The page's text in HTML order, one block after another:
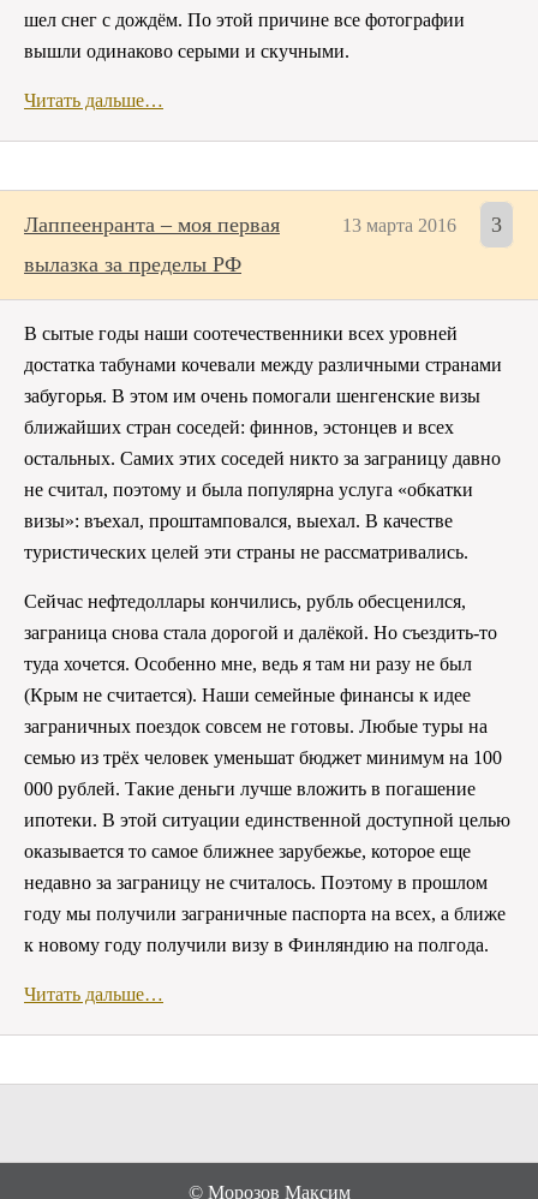
шел снег с дождём. По этой причине все фотографии
вышли одинаково серыми и скучными.
Читать дальше…
13 марта 2016 3
Лаппеенранта – моя первая
вылазка за пределы РФ
В сытые годы наши соотечественники всех уровней
достатка табунами кочевали между различными странами
забугорья. В этом им очень помогали шенгенские визы
ближайших стран соседей: финнов, эстонцев и всех
остальных. Самих этих соседей никто за заграницу давно
не считал, поэтому и была популярна услуга «обкатки
визы»: въехал, проштамповался, выехал. В качестве
туристических целей эти страны не рассматривались.
Сейчас нефтедоллары кончились, рубль обесценился,
заграница снова стала дорогой и далёкой. Но съездить-то
туда хочется. Особенно мне, ведь я там ни разу не был
(Крым не считается). Наши семейные финансы к идее
заграничных поездок совсем не готовы. Любые туры на
семью из трёх человек уменьшат бюджет минимум на 100
000 рублей. Такие деньги лучше вложить в погашение
ипотеки. В этой ситуации единственной доступной целью
оказывается то самое ближнее зарубежье, которое еще
недавно за заграницу не считалось. Поэтому в прошлом
году мы получили заграничные паспорта на всех, а ближе
к новому году получили визу в Финляндию на полгода.
Читать дальше…
© Морозов Максим